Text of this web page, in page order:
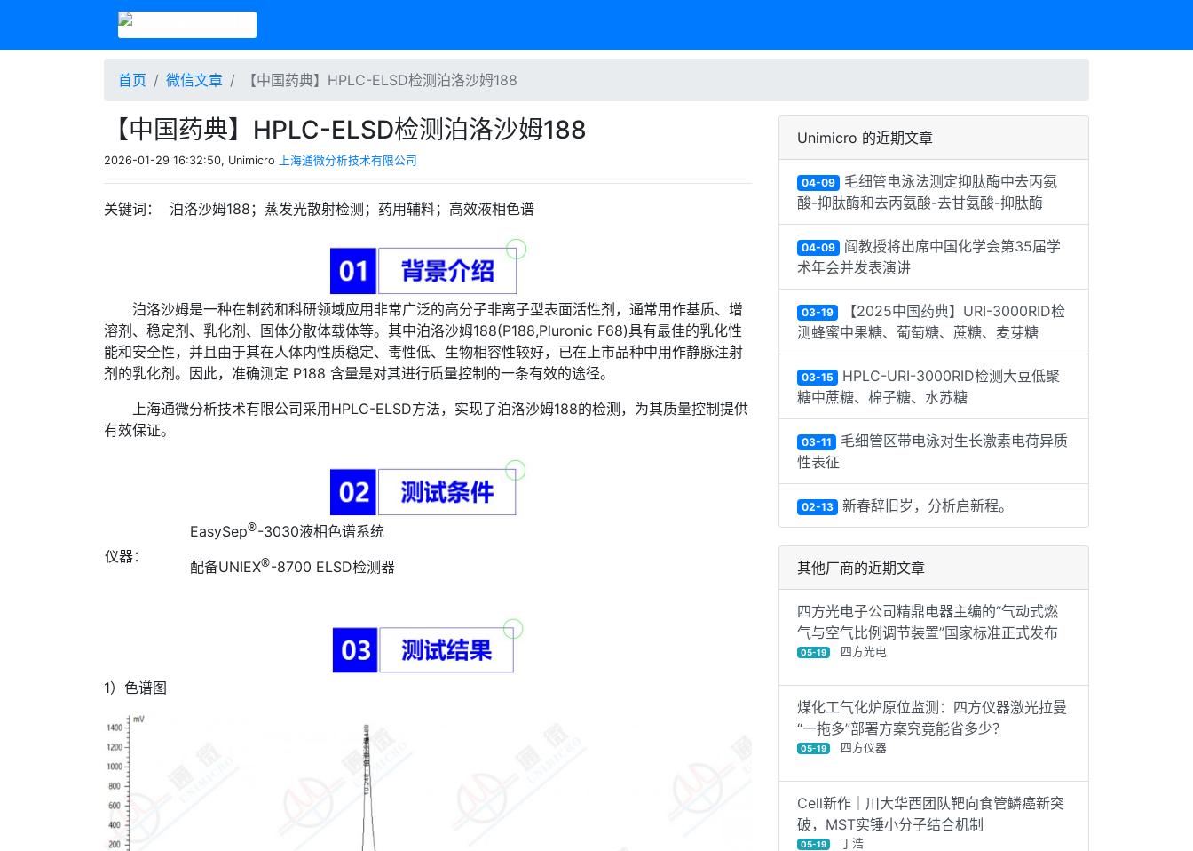
首页 微信文章 【中国药典】HPLC-ELSD检测泊洛沙姆188
【中国药典】HPLC-ELSD检测泊洛沙姆188
2026-01-29 16:32:50, Unimicro 上海通微分析技术有限公司
关键词： 泊洛沙姆188；蒸发光散射检测；药用辅料；高效液相色谱
泊洛沙姆是一种在制药和科研领域应用非常广泛的高分子非离子型表面活性剂，通常用作基质、增
溶剂、稳定剂、乳化剂、固体分散体载体等。其中泊洛沙姆188(P188,Pluronic F68)具有最佳的乳化性
能和安全性，并且由于其在人体内性质稳定、毒性低、生物相容性较好，已在上市品种中用作静脉注射
剂的乳化剂。因此，准确测定 P188 含量是对其进行质量控制的一条有效的途径。
上海通微分析技术有限公司采用HPLC-ELSD方法，实现了泊洛沙姆188的检测，为其质量控制提供
有效保证。
仪器：
EasySep®-3030液相色谱系统
配备UNIEX®-8700 ELSD检测器
1）色谱图
Unimicro 的近期文章
04-09 毛细管电泳法测定抑肽酶中去丙氨
酸-抑肽酶和去丙氨酸-去甘氨酸-抑肽酶
04-09 阎教授将出席中国化学会第35届学
术年会并发表演讲
03-19 【2025中国药典】URI-3000RID检
测蜂蜜中果糖、葡萄糖、蔗糖、麦芽糖
03-15 HPLC-URI-3000RID检测大豆低聚
糖中蔗糖、棉子糖、水苏糖
03-11 毛细管区带电泳对生长激素电荷异质
性表征
02-13 新春辞旧岁，分析启新程。
其他厂商的近期文章
四方光电子公司精鼎电器主编的“气动式燃
气与空气比例调节装置”国家标准正式发布
05-19 四方光电
煤化工气化炉原位监测：四方仪器激光拉曼
“一拖多”部署方案究竟能省多少？
05-19 四方仪器
Cell新作｜川大华西团队靶向食管鳞癌新突
破，MST实锤小分子结合机制
05-19 丁浩